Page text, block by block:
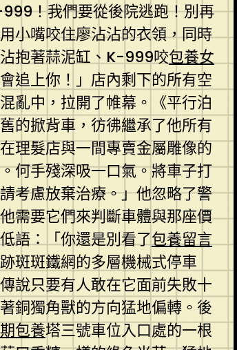
！我們要從後院逃跑！別再
小嘴咬住廖沾沾的衣領，同時
抱著蒜泥缸、K-999咬包養女
追上你！」店內剩下的所有空
亂中，拉開了帷幕。《平行泊
的掀背車，彷彿繼承了他所有
理髮店與一間專賣金屬雕像的
何手殘深吸一口氣。將車子打
考慮放棄治療。」他忽略了警
需要它們來判斷車體與那座價
語：「你還是別看了包養留言
斑斑鐵網的多層機械式停車
說只要有人敢在它面前失敗十
銅獨角獸的方向猛地偏轉。後
包養塔三號車位入口處的一根